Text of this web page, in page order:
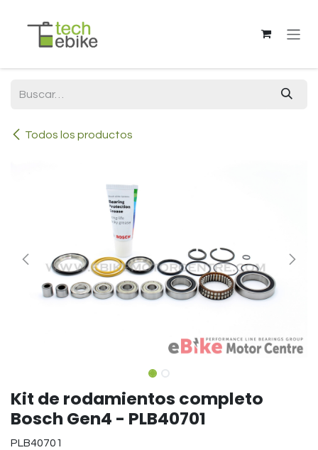
Todos los productos
Kit de rodamientos completo
Bosch Gen4 - PLB40701
PLB40701